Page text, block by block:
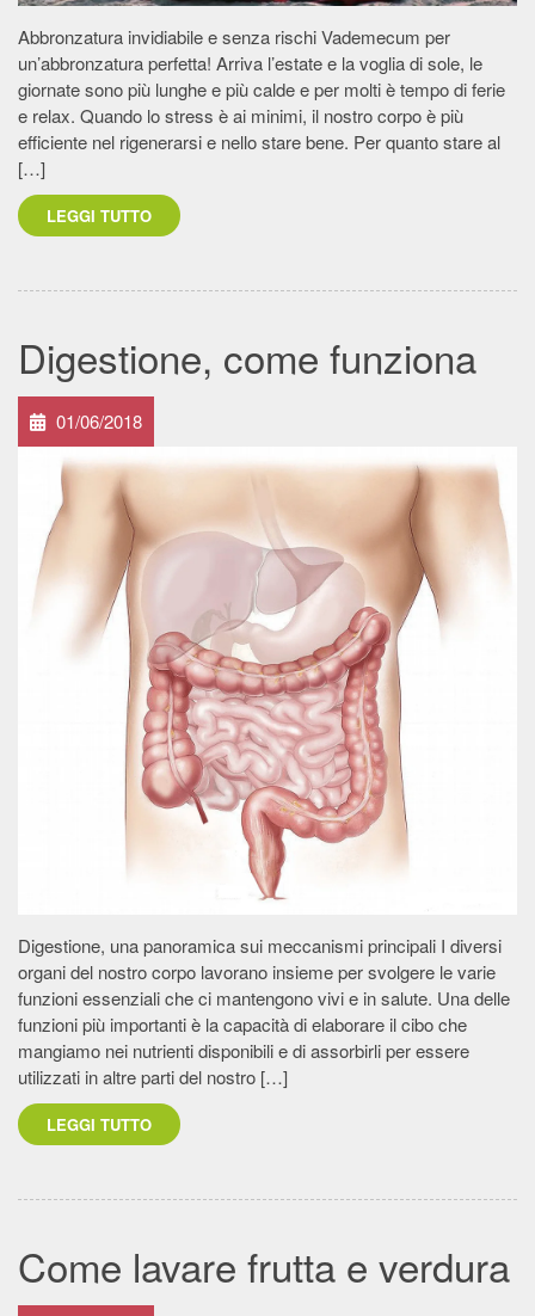
Abbronzatura invidiabile e senza rischi Vademecum per
un’abbronzatura perfetta! Arriva l’estate e la voglia di sole, le
giornate sono più lunghe e più calde e per molti è tempo di ferie
e relax. Quando lo stress è ai minimi, il nostro corpo è più
efficiente nel rigenerarsi e nello stare bene. Per quanto stare al
[…]
LEGGI TUTTO
Digestione, come funziona
01/06/2018
Digestione, una panoramica sui meccanismi principali I diversi
organi del nostro corpo lavorano insieme per svolgere le varie
funzioni essenziali che ci mantengono vivi e in salute. Una delle
funzioni più importanti è la capacità di elaborare il cibo che
mangiamo nei nutrienti disponibili e di assorbirli per essere
utilizzati in altre parti del nostro […]
LEGGI TUTTO
Come lavare frutta e verdura